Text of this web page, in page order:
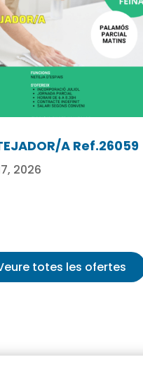
A Ref.26059
2026
totes les ofertes